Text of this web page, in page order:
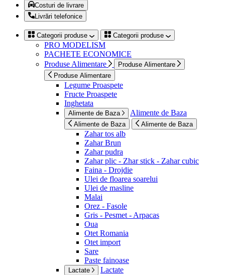
Costuri de livrare
Livrări telefonice
Categorii produse Categorii produse
PRO MODELISM
PACHETE ECONOMICE
Produse Alimentare
Produse Alimentare
Produse Alimentare
Legume Proaspete
Fructe Proaspete
Inghetata
Alimente de Baza Alimente de Baza
Alimente de Baza Alimente de Baza
Zahar tos alb
Zahar Brun
Zahar pudra
Zahar plic - Zhar stick - Zahar cubic
Faina - Drojdie
Ulei de floarea soarelui
Ulei de masline
Malai
Orez - Fasole
Gris - Pesmet - Arpacas
Oua
Otet Romania
Otet import
Sare
Paste fainoase
Lactate Lactate